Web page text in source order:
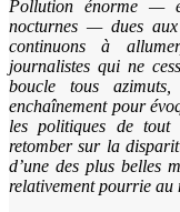
Pollution énorme —
nocturnes — dues aux
continuons à
journalistes qui ne
boucle tous
enchaînement pour
les politiques de tout
retomber sur la
d’une des plus belles
relativement pourrie au